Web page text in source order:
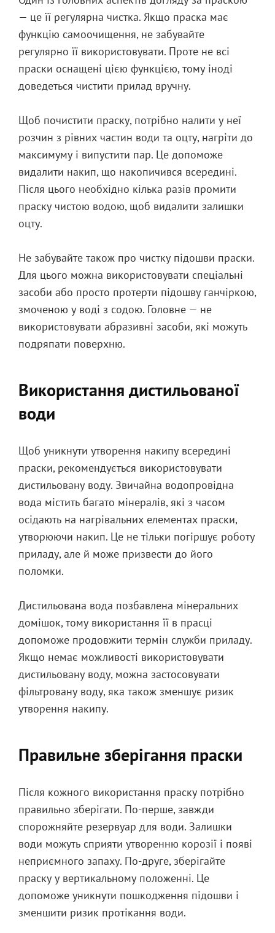
— це її регулярна чистка. Якщо праска має
функцію самоочищення, не забувайте
регулярно її використовувати. Проте не всі
праски оснащені цією функцією, тому іноді
доведеться чистити прилад вручну.
Щоб почистити праску, потрібно налити у неї
розчин з рівних частин води та оцту, нагріти до
максимуму і випустити пар. Це допоможе
видалити накип, що накопичився всередині.
Після цього необхідно кілька разів промити
праску чистою водою, щоб видалити залишки
оцту.
Не забувайте також про чистку підошви праски.
Для цього можна використовувати спеціальні
засоби або просто протерти підошву ганчіркою,
змоченою у воді з содою. Головне — не
використовувати абразивні засоби, які можуть
подряпати поверхню.
Використання дистильованої
води
Щоб уникнути утворення накипу всередині
праски, рекомендується використовувати
дистильовану воду. Звичайна водопровідна
вода містить багато мінералів, які з часом
осідають на нагрівальних елементах праски,
утворюючи накип. Це не тільки погіршує роботу
приладу, але й може призвести до його
поломки.
Дистильована вода позбавлена мінеральних
домішок, тому використання її в прасці
допоможе продовжити термін служби приладу.
Якщо немає можливості використовувати
дистильовану воду, можна застосовувати
фільтровану воду, яка також зменшує ризик
утворення накипу.
Правильне зберігання праски
Після кожного використання праску потрібно
правильно зберігати. По-перше, завжди
спорожняйте резервуар для води. Залишки
води можуть сприяти утворенню корозії і появі
неприємного запаху. По-друге, зберігайте
праску у вертикальному положенні. Це
допоможе уникнути пошкодження підошви і
зменшити ризик протікання води.